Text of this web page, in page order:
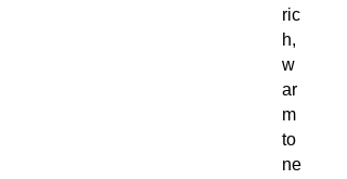
ric
h,
w
ar
m
to
ne